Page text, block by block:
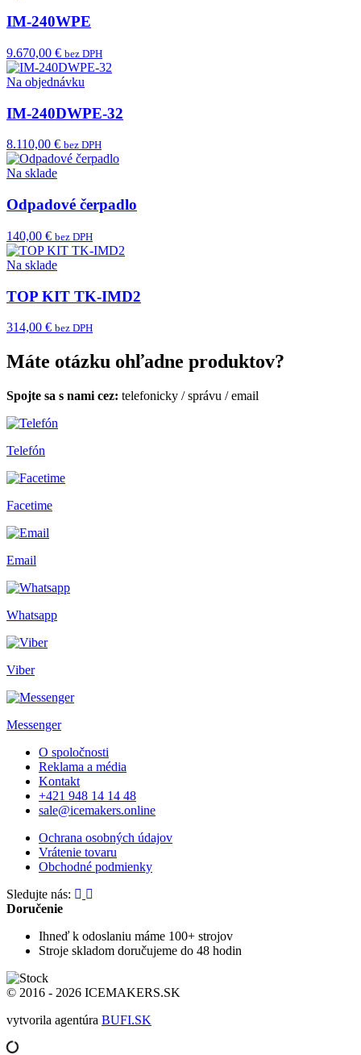
IM-240WPE
9.670,00 € bez DPH
Na objednávku
IM-240DWPE-32
8.110,00 € bez DPH
Na sklade
Odpadové čerpadlo
140,00 € bez DPH
Na sklade
TOP KIT TK-IMD2
314,00 € bez DPH
Máte otázku ohľadne produktov?
Spojte sa s nami cez: telefonicky /správu /email
Telefón
Facetime
Email
Whatsapp
Viber
Messenger
O spoločnosti
Reklama a média
Kontakt
+421 948 14 14 48
sale@icemakers.online
Ochrana osobných údajov
Vrátenie tovaru
Obchodné podmienky
Sledujte nás:
Doručenie
Ihneď k odoslaniu máme 100+ strojov
Stroje skladom doručujeme do 48 hodin
© 2016 - 2026 ICEMAKERS.SK
vytvorila agentúra BUFI.SK